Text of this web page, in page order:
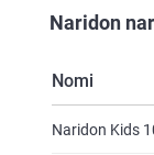
Naridon
Nomi
Naridon Kids